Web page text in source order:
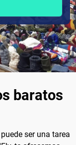
baratos
puede ser una tarea